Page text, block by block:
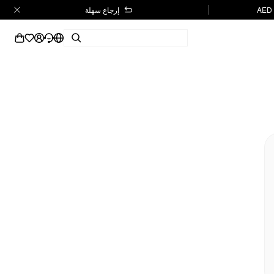
إرجاع سهلة